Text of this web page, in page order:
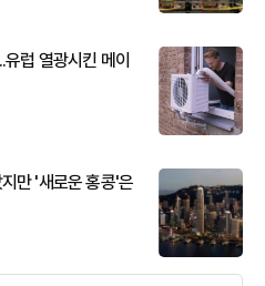
럽 열광시킨 메이
만 '새로운 홍콩'은